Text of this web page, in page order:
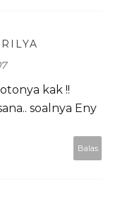
kak !!
soalnya Eny
Balas